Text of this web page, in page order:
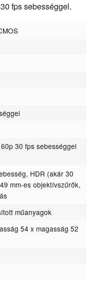
fps sebességgel.
30 fps sebességgel
HDR (akár 30
mm-es objektívszűrők,
műanyagok
54 x magasság 52